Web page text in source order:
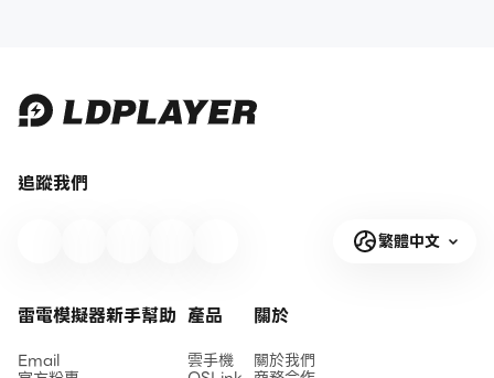
追蹤我們
繁體中文
雷電模擬器新手幫助
Email
產品
雲手機
關於
關於我們